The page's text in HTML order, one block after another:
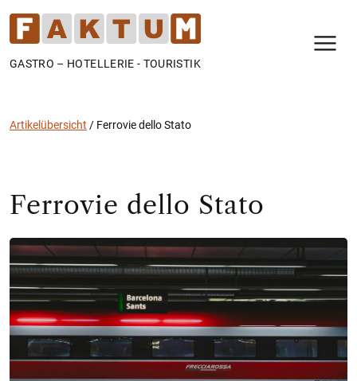
GASTRO – HOTELLERIE - TOURISTIK
Artikelübersicht / Ferrovie dello Stato
Ferrovie dello Stato